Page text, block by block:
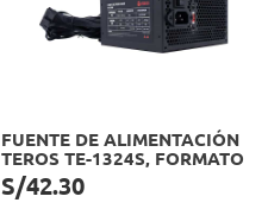
FUENTE DE ALIMENTACIÓN
TEROS TE-1324S, FORMATO
ATX, 250W, 115V 230V
S/42.30